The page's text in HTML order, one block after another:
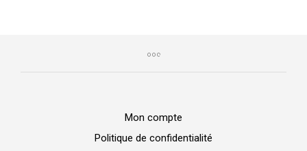
Mon compte
Politique de confidentialité